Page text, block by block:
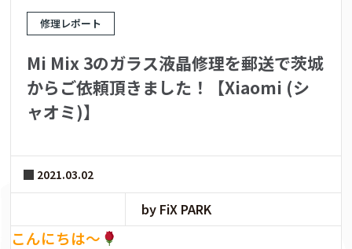
修理レポート
Mi Mix 3のガラス液晶修理を郵送で茨城
からご依頼頂きました！【Xiaomi (シ
ャオミ)】
2021.03.02
by FiX PARK
こんにちは〜